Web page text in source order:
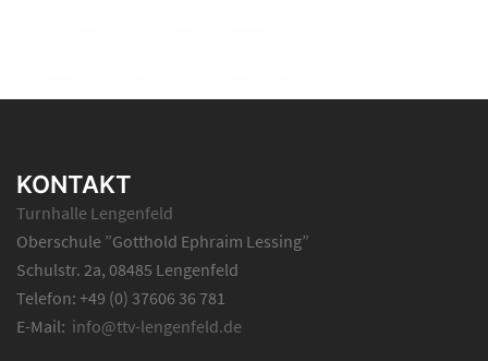
KONTAKT
Turnhalle Lengenfeld
Oberschule ”Gotthold Ephraim Lessing”
Schulstr. 2a, 08485 Lengenfeld
Telefon: +49 (0) 37606 36 781
E-Mail: info@ttv-lengenfeld.de